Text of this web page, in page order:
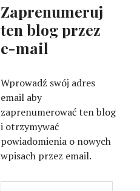
Zaprenumeruj
ten blog przez
e-mail
Wprowadź swój adres
email aby
zaprenumerować ten blog
i otrzymywać
powiadomienia o nowych
wpisach przez email.